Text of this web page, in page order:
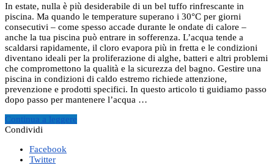
In estate, nulla è più desiderabile di un bel tuffo rinfrescante in
piscina. Ma quando le temperature superano i 30°C per giorni
consecutivi – come spesso accade durante le ondate di calore –
anche la tua piscina può entrare in sofferenza. L’acqua tende a
scaldarsi rapidamente, il cloro evapora più in fretta e le condizioni
diventano ideali per la proliferazione di alghe, batteri e altri problemi
che compromettono la qualità e la sicurezza del bagno. Gestire una
piscina in condizioni di caldo estremo richiede attenzione,
prevenzione e prodotti specifici. In questo articolo ti guidiamo passo
dopo passo per mantenere l’acqua …
Continua a leggere
Condividi
Facebook
Twitter